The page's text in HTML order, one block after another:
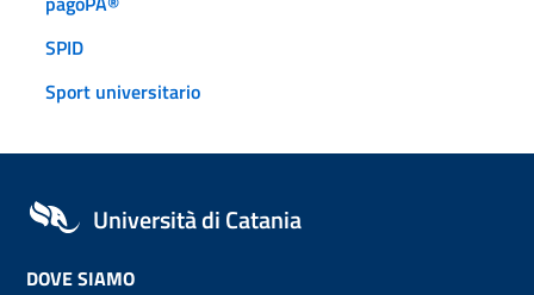
SPID
Sport universitario
Università di Catania
DOVE SIAMO